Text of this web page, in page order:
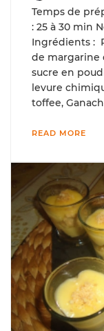
Temps de
: 25 à 30 min
Ingrédients :
de margarine
sucre en
levure
toffee,
READ MORE